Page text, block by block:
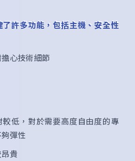
許多功能，包括主機、安全性
心技術細節
較低，對於需要高度自由度的專
彈性
貴